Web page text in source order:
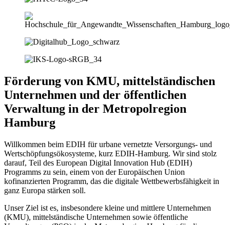
Förderung von KMU, mittelständischen
Unternehmen und der öffentlichen
Verwaltung in der Metropolregion
Hamburg
Willkommen beim EDIH für urbane vernetzte Versorgungs- und
Wertschöpfungsökosysteme, kurz EDIH-Hamburg. Wir sind stolz
darauf, Teil des European Digital Innovation Hub (EDIH)
Programms zu sein, einem von der Europäischen Union
kofinanzierten Programm, das die digitale Wettbewerbsfähigkeit in
ganz Europa stärken soll.
Unser Ziel ist es, insbesondere kleine und mittlere Unternehmen
(KMU), mittelständische Unternehmen sowie öffentliche